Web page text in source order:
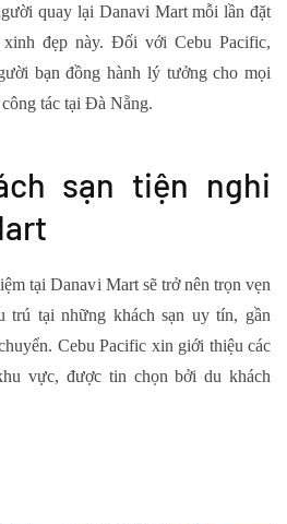
quay lại Danavi Mart mỗi lần đặt
xinh đẹp này. Đối với Cebu Pacific,
bạn đồng hành lý tưởng cho mọi
tác tại Đà Nẵng.
sạn tiện nghi
tại Danavi Mart sẽ trở nên trọn vẹn
trú tại những khách sạn uy tín, gần
Cebu Pacific xin giới thiệu các
vực, được tin chọn bởi du khách